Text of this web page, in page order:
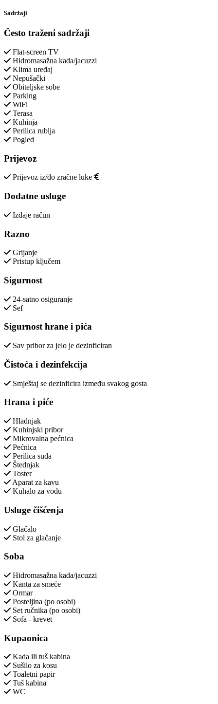
Sadržaji
Često traženi sadržaji
Flat-screen TV
Hidromasažna kada/jacuzzi
Klima uređaj
Nepušački
Obiteljske sobe
Parking
WiFi
Terasa
Kuhinja
Perilica rublja
Pogled
Prijevoz
Prijevoz iz/do zračne luke
Dodatne usluge
Izdaje račun
Razno
Grijanje
Pristup ključem
Sigurnost
24-satno osiguranje
Sef
Sigurnost hrane i pića
Sav pribor za jelo je dezinficiran
Čistoća i dezinfekcija
Smještaj se dezinficira između svakog gosta
Hrana i piće
Hladnjak
Kuhinjski pribor
Mikrovalna pećnica
Pećnica
Perilica suđa
Štednjak
Toster
Aparat za kavu
Kuhalo za vodu
Usluge čišćenja
Glačalo
Stol za glačanje
Soba
Hidromasažna kada/jacuzzi
Kanta za smeće
Ormar
Posteljina (po osobi)
Set ručnika (po osobi)
Sofa - krevet
Kupaonica
Kada ili tuš kabina
Sušilo za kosu
Toaletni papir
Tuš kabina
WC